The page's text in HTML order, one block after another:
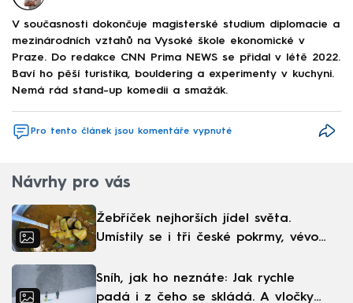
V současnosti dokončuje magisterské studium diplomacie a
mezinárodních vztahů na Vysoké škole ekonomické v
Praze. Do redakce CNN Prima NEWS se přidal v létě 2022.
Baví ho pěší turistika, bouldering a experimenty v kuchyni.
Nemá rád stand-up komedii a smažák.
Pro tento článek jsou komentáře vypnuté
Návrhy pro vás
Žebříček nejhorších jídel světa.
Umístily se i tři české pokrmy, vévodí
Sníh, jak ho neznáte: Jak rychle
padá i z čeho se skládá. A vločky